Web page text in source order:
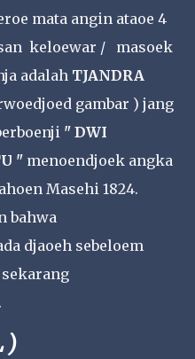
mata angin ataoe 4
keloewar / masoek
adalah TJANDRA
gambar ) jang
" DWI
" menoendjoek angka
Masehi 1824.
bahwa
djaoeh sebeloem
)